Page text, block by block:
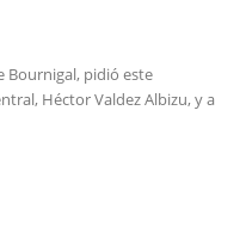
Bournigal, pidió este
Héctor Valdez Albizu, y a